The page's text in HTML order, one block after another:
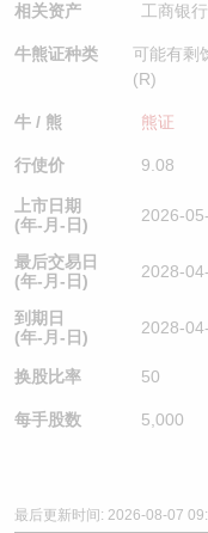
相关资产 工商银行
牛熊证种类
可能有剩
(R)
牛 / 熊 熊证
行使价 9.08
上市日期
(年-月-日)
2026-
最后交易日
(年-月-日)
2028-
到期日
(年-月-日)
2028-
换股比率 50
每手股数 5,000
最后更新时间: 2026-08-07